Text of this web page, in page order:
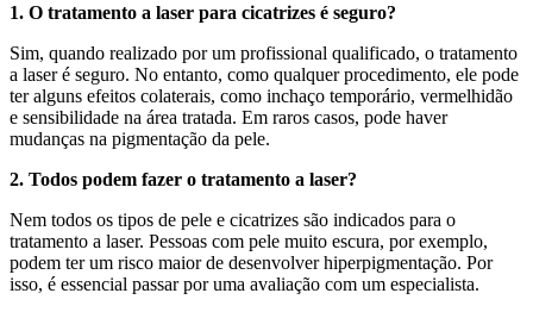
1. O tratamento a laser para cicatrizes é seguro?
Sim, quando realizado por um profissional qualificado, o tratamento
a laser é seguro. No entanto, como qualquer procedimento, ele pode
ter alguns efeitos colaterais, como inchaço temporário, vermelhidão
e sensibilidade na área tratada. Em raros casos, pode haver
mudanças na pigmentação da pele.
2. Todos podem fazer o tratamento a laser?
Nem todos os tipos de pele e cicatrizes são indicados para o
tratamento a laser. Pessoas com pele muito escura, por exemplo,
podem ter um risco maior de desenvolver hiperpigmentação. Por
isso, é essencial passar por uma avaliação com um especialista.